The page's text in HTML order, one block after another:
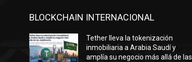
BLOCKCHAIN INTERNACIONAL
Tether lleva la tokenización
inmobiliaria a Arabia Saudí y
amplía su negocio más allá de las